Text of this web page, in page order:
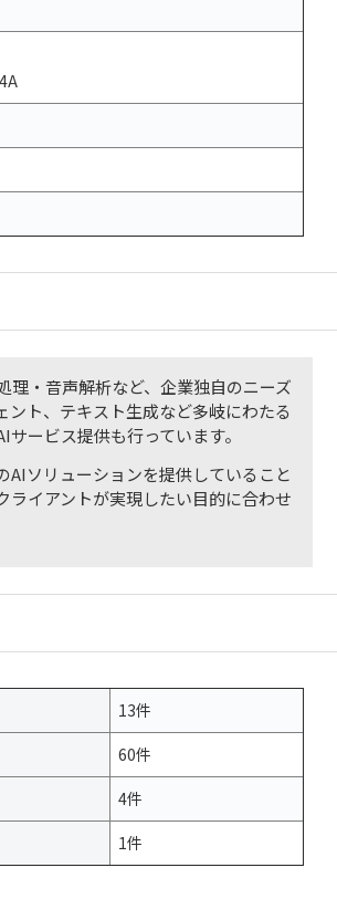
理・音声解析など、企業独自のニーズ
ト、テキスト生成など多岐にわたる
ービス提供も行っています。
ソリューションを提供していること
ライアントが実現したい目的に合わせ
13件
60件
4件
1件